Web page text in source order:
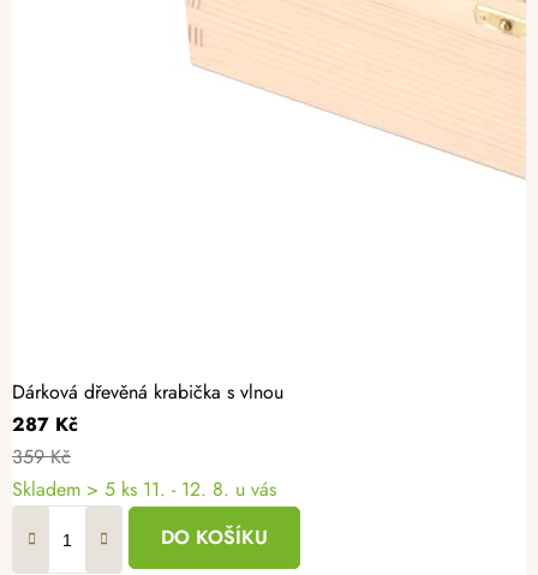
Dárková dřevěná krabička s vlnou
287 Kč
359 Kč
Skladem > 5 ks 11. - 12. 8. u vás
DO KOŠÍKU